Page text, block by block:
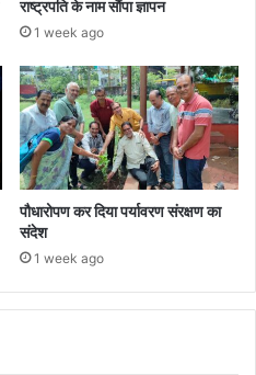
राष्ट्रपति के नाम सौंपा ज्ञापन
1 week ago
पौधारोपण कर दिया पर्यावरण संरक्षण का
संदेश
1 week ago